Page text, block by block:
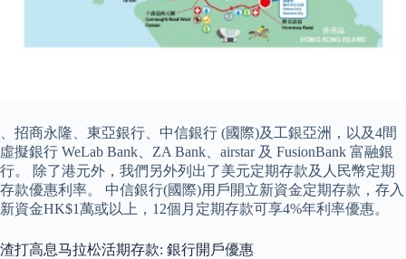
、招商永隆、東亞銀行、中信銀行 (國際)及工銀亞洲，以及4間
虛擬銀行 WeLab Bank、ZA Bank、airstar 及 FusionBank 富融銀
行。 除了港元外，我們另外列出了美元定期存款及人民幣定期
存款優惠利率。 中信銀行(國際)用戶開立新資金定期存款，存入
新資金HK$1萬或以上，12個月定期存款可享4%年利率優惠。
渣打高息马拉松活期存款: 銀行開戶優惠